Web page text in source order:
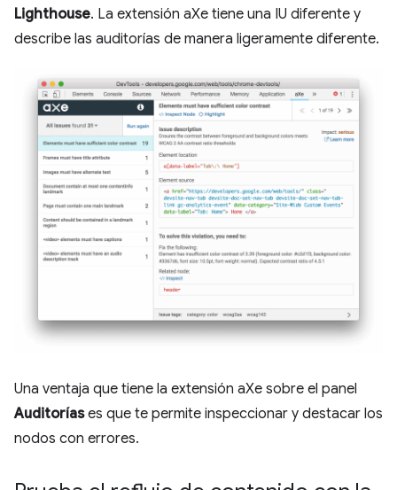
Lighthouse. La extensión aXe tiene una IU diferente y
describe las auditorías de manera ligeramente diferente.
Una ventaja que tiene la extensión aXe sobre el panel
Auditoríases que te permite inspeccionar y destacar los
nodos con errores.